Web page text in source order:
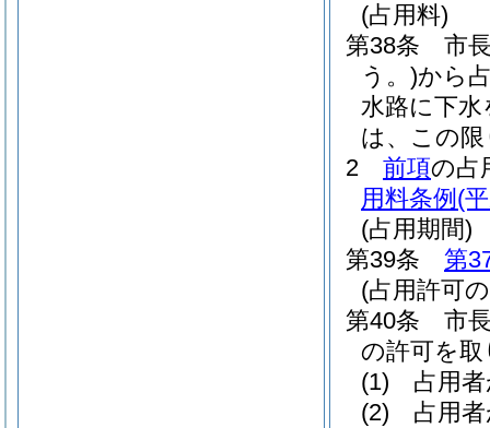
(占用料)
第38条
市
う。)から
水路に下
は、この
2
前項の占
用料条例 (
(占用期間)
第39条
第
(占用許可
第40条
市
の許可を
(1)
占用
(2)
占用